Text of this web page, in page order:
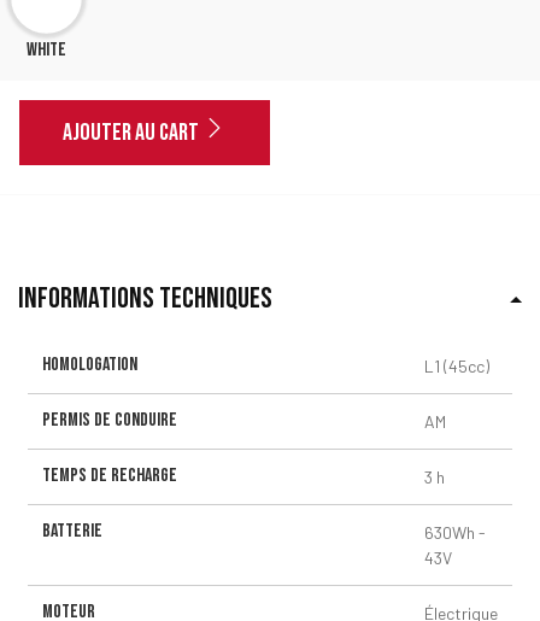
White
AJOUTER AU CART
INFORMATIONS TECHNIQUES
Homologation L1 (45cc)
Permis de conduire AM
Temps de recharge 3 h
Batterie
630Wh -
43V
Moteur Électrique